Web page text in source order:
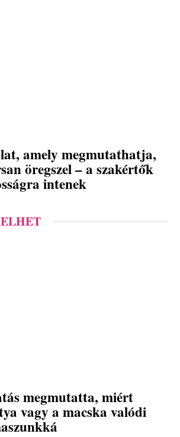
amely megmutathatja,
öregszel – a szakértők
intenek
megmutatta, miért
vagy a macska valódi